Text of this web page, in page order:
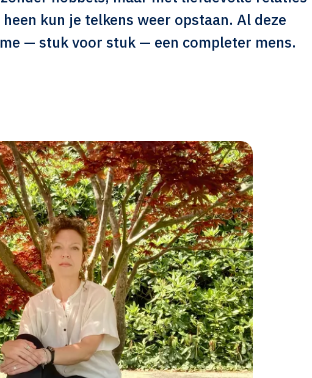
kun je telkens weer opstaan. Al deze
— stuk voor stuk — een completer mens.